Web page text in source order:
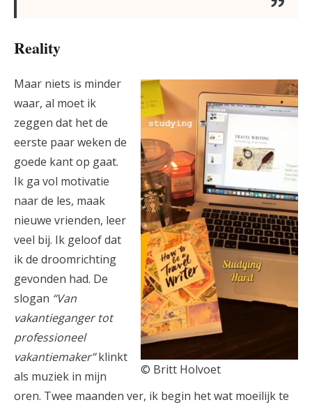
Reality
© Britt Holvoet
Maar niets is minder
waar, al moet ik
zeggen dat het de
eerste paar weken de
goede kant op gaat.
Ik ga vol motivatie
naar de les, maak
nieuwe vrienden, leer
veel bij. Ik geloof dat
ik de droomrichting
gevonden had. De
slogan “Van
vakantieganger tot
professioneel
vakantiemaker”klinkt
als muziek in mijn
oren. Twee maanden ver, ik begin het wat moeilijk te